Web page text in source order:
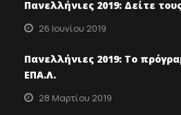
Πανελλήνιες 2019: Δείτε
26 Ιουνίου 2019
Πανελλήνιες 2019: Το
ΕΠΑ.Λ.
28 Μαρτίου 2019